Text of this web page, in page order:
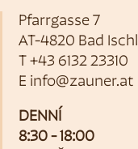
Pfarrgasse 7
AT-4820 Bad Ischl
T +43 6132 23310
E info@zauner.at
DENNÍ
8:30 - 18:00